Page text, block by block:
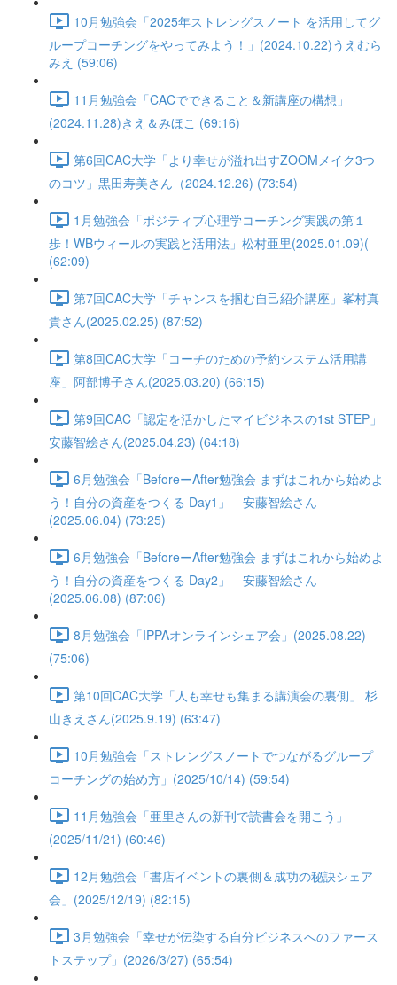
10月勉強会「2025年ストレングスノート を活用してグ
ループコーチングをやってみよう！」(2024.10.22)うえむら
みえ (59:06)
11月勉強会「CACでできること＆新講座の構想」
(2024.11.28)きえ＆みほこ (69:16)
第6回CAC大学「より幸せが溢れ出すZOOMメイク3つ
のコツ」黒田寿美さん（2024.12.26) (73:54)
1月勉強会「ポジティブ心理学コーチング実践の第１
歩！WBウィールの実践と活用法」松村亜里(2025.01.09)(
(62:09)
第7回CAC大学「チャンスを掴む自己紹介講座」峯村真
貴さん(2025.02.25) (87:52)
第8回CAC大学「コーチのための予約システム活用講
座」阿部博子さん(2025.03.20) (66:15)
第9回CAC「認定を活かしたマイビジネスの1st STEP」
安藤智絵さん(2025.04.23) (64:18)
6月勉強会「BeforeーAfter勉強会 まずはこれから始めよ
う！自分の資産をつくる Day1」 安藤智絵さん
(2025.06.04) (73:25)
6月勉強会「BeforeーAfter勉強会 まずはこれから始めよ
う！自分の資産をつくる Day2」 安藤智絵さん
(2025.06.08) (87:06)
8月勉強会「IPPAオンラインシェア会」(2025.08.22)
(75:06)
第10回CAC大学「人も幸せも集まる講演会の裏側」 杉
山きえさん(2025.9.19) (63:47)
10月勉強会「ストレングスノートでつながるグループ
コーチングの始め方」(2025/10/14) (59:54)
11月勉強会「亜里さんの新刊で読書会を開こう」
(2025/11/21) (60:46)
12月勉強会「書店イベントの裏側＆成功の秘訣シェア
会」(2025/12/19) (82:15)
3月勉強会「幸せが伝染する自分ビジネスへのファース
トステップ」(2026/3/27) (65:54)